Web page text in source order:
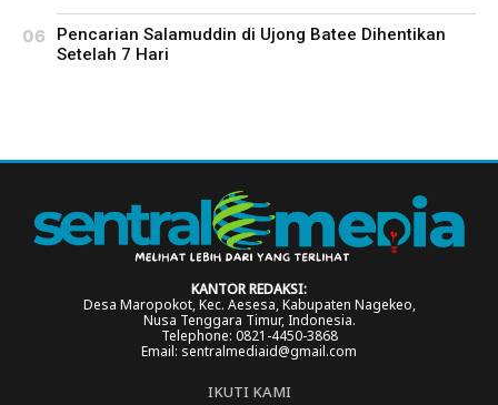
Pencarian Salamuddin di Ujong Batee Dihentikan
Setelah 7 Hari
KANTOR REDAKSI:
Desa Maropokot, Kec. Aesesa, Kabupaten Nagekeo,
Nusa Tenggara Timur, Indonesia.
Telephone: 0821-4450-3868
Email: sentralmediaid@gmail.com
IKUTI KAMI